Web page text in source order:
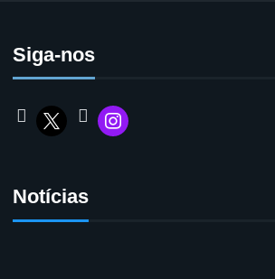
Siga-nos
Notícias